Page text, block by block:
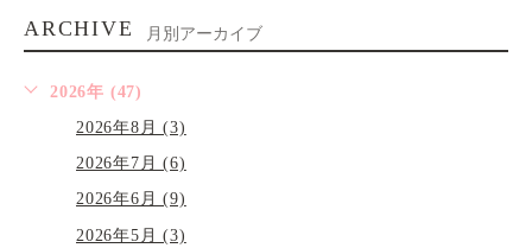
ARCHIVE 月別アーカイブ
2026年 (47)
2026年8月 (3)
2026年7月 (6)
2026年6月 (9)
2026年5月 (3)